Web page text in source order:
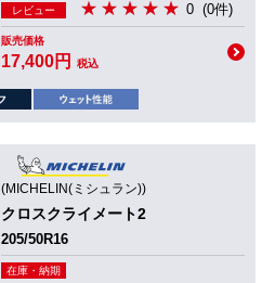
レビュー 0 (0件)
販売価格
17,400円 税込
(MICHELIN(ミシュラン))
クロスクライメート2
205/50R16
在庫・納期